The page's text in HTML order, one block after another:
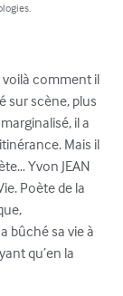
voilà comment il
sur scène, plus
il a
Mais il
Yvon JEAN
Poète de la
bûché sa vie à
qu’en la